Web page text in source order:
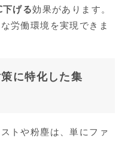
げる効果があります。
労働環境を実現できま
に特化した集
トや粉塵は、単にファ